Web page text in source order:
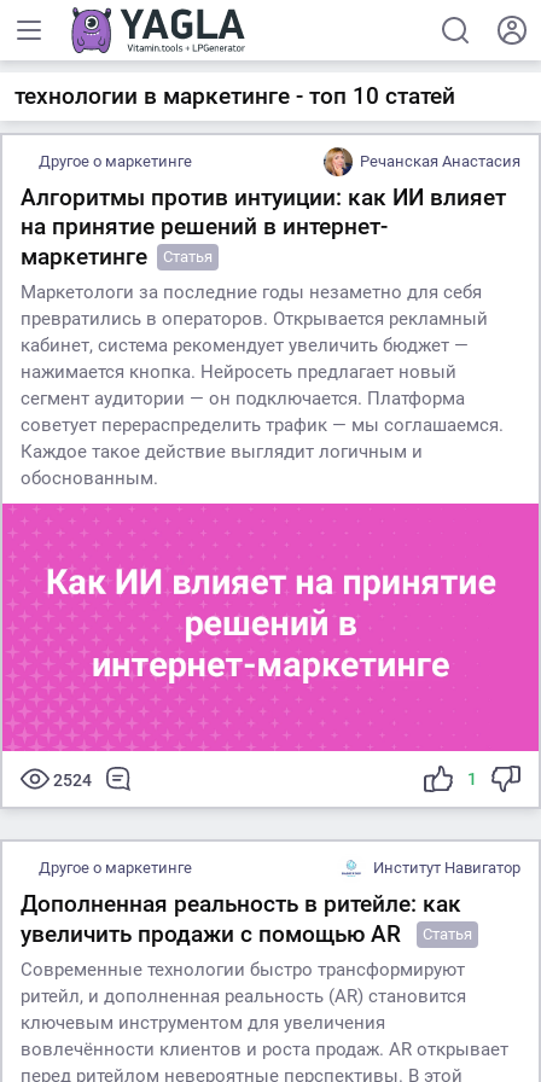
технологии в маркетинге - топ 10 статей
Другое о маркетинге Речанская Анастасия
Алгоритмы против интуиции: как ИИ влияет
на принятие решений в интернет-
маркетинге
Статья
Маркетологи за последние годы незаметно для себя
превратились в операторов. Открывается рекламный
кабинет, система рекомендует увеличить бюджет —
нажимается кнопка. Нейросеть предлагает новый
сегмент аудитории — он подключается. Платформа
советует перераспределить трафик — мы соглашаемся.
Каждое такое действие выглядит логичным и
обоснованным.
2524 1
Другое о маркетинге Институт Навигатор
Дополненная реальность в ритейле: как
увеличить продажи с помощью AR
Статья
Современные технологии быстро трансформируют
ритейл, и дополненная реальность (AR) становится
ключевым инструментом для увеличения
вовлечённости клиентов и роста продаж. AR открывает
перед ритейлом невероятные перспективы. В этой